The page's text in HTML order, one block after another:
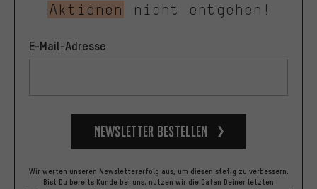
Aktionen
nicht entgehen!
E-Mail-Adresse
Newsletter bestellen
Wir werten unseren Newslettererfolg aus, um diesen stetig zu verbessern.
Bist Du bereits Kunde bei uns, nutzen wir die Daten Deiner letzten